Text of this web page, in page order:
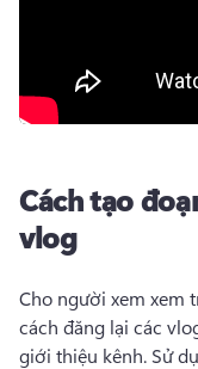
Cách tạo
vlog
Cho người xem xem
cách đăng lại các
giới thiệu kênh. Sử